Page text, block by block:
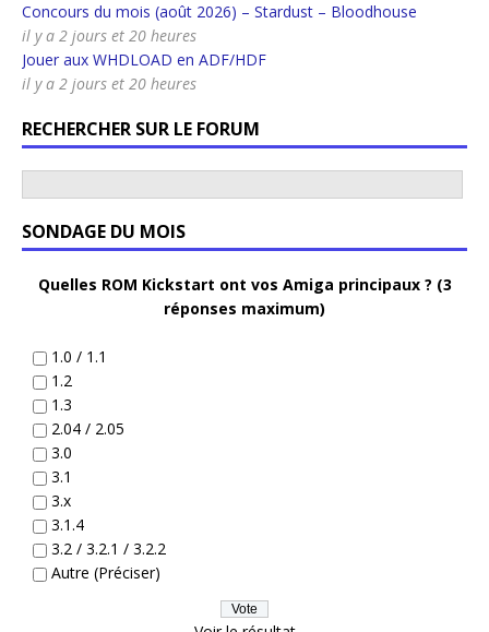
Concours du mois (août 2026) – Stardust – Bloodhouse
il y a 2 jours et 20 heures
Jouer aux WHDLOAD en ADF/HDF
il y a 2 jours et 20 heures
RECHERCHER SUR LE FORUM
SONDAGE DU MOIS
Quelles ROM Kickstart ont vos Amiga principaux ? (3
réponses maximum)
1.0 / 1.1
1.2
1.3
2.04 / 2.05
3.0
3.1
3.x
3.1.4
3.2 / 3.2.1 / 3.2.2
Autre (Préciser)